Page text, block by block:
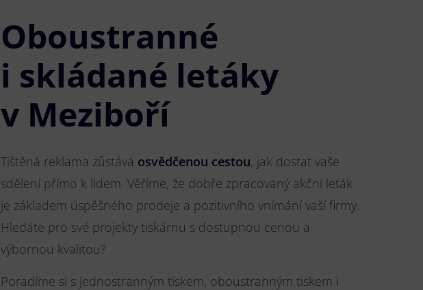
Oboustranné
i skládané letáky
v Meziboří
Tištěná reklama zůstává osvědčenou cestou, jak dostat vaše
sdělení přímo k lidem. Věříme, že dobře zpracovaný akční leták
je základem úspěšného prodeje a pozitivního vnímání vaší firmy.
Hledáte pro své projekty tiskárnu s dostupnou cenou a
výbornou kvalitou?
Poradíme si s jednostranným tiskem, oboustranným tiskem i